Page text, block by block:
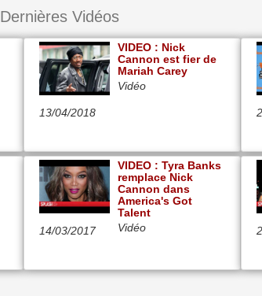
Dernières Vidéos
13/04/2018
VIDEO : Nick
Cannon est fier de
Mariah Carey
Vidéo
14/03/2017
VIDEO : Tyra Banks
remplace Nick
Cannon dans
America's Got
Talent
Vidéo